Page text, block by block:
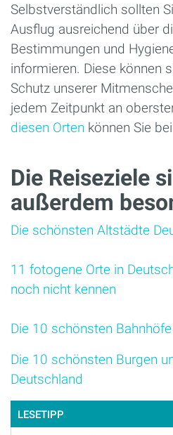
Selbstverständlich sollten
Ausflug ausreichend über
Bestimmungen und
informieren. Diese können
Schutz unserer
jedem Zeitpunkt an
diesen Orten können Sie
Die Reiseziele
außerdem
Die schönsten Altstädte
11 fotogene Orte in
noch nicht kennen
Die 10 schönsten
Die 10 schönsten Burgen
Deutschland
LESETIPP